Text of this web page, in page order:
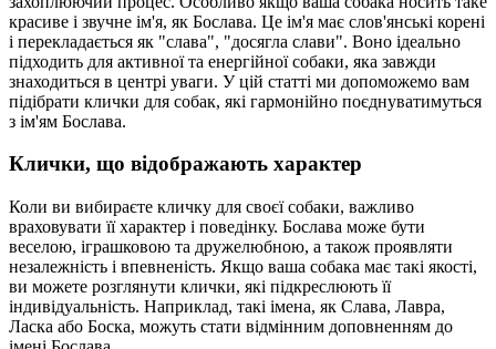
красиве і звучне ім'я, як Бослава. Це ім'я має слов'янські корені
і перекладається як "слава", "досягла слави". Воно ідеально
підходить для активної та енергійної собаки, яка завжди
знаходиться в центрі уваги. У цій статті ми допоможемо вам
підібрати клички для собак, які гармонійно поєднуватимуться
з ім'ям Бослава.
Клички, що відображають характер
Коли ви вибираєте кличку для своєї собаки, важливо
враховувати її характер і поведінку. Бослава може бути
веселою, іграшковою та дружелюбною, а також проявляти
незалежність і впевненість. Якщо ваша собака має такі якості,
ви можете розглянути клички, які підкреслюють її
індивідуальність. Наприклад, такі імена, як Слава, Лавра,
Ласка або Боска, можуть стати відмінним доповненням до